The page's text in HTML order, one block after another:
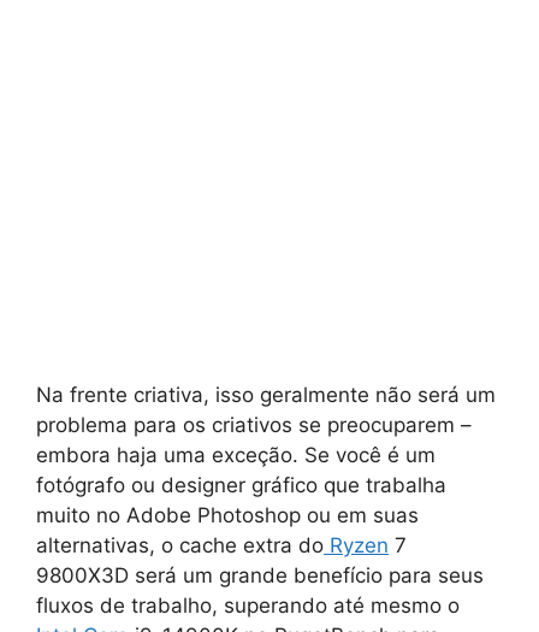
Na frente criativa, isso geralmente não será um
problema para os criativos se preocuparem –
embora haja uma exceção. Se você é um
fotógrafo ou designer gráfico que trabalha
muito no Adobe Photoshop ou em suas
alternativas, o cache extra do Ryzen 7
9800X3D será um grande benefício para seus
fluxos de trabalho, superando até mesmo o